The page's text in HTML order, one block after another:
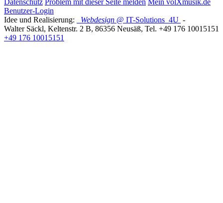
Datenschutz Problem mit dieser Seite melden Mein volXmusik.de
Benutzer-Login
Idee und Realisierung:
Webdesign @ IT-Solutions 4U -
Walter Säckl, Keltenstr. 2 B, 86356 Neusäß, Tel. +49 176 10015151
+49 176 10015151